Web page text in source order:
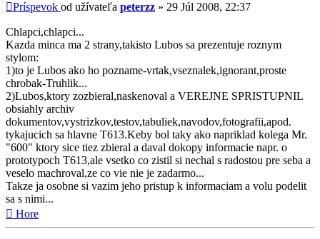
Príspevok od užívateľa peterzz » 29 Júl 2008, 22:37
Chlapci,chlapci...
Kazda minca ma 2 strany,takisto Lubos sa prezentuje roznym
stylom:
1)to je Lubos ako ho pozname-vrtak,vseznalek,ignorant,proste
chrobak-Truhlik...
2)Lubos,ktory zozbieral,naskenoval a VEREJNE SPRISTUPNIL
obsiahly archiv
dokumentov,vystrizkov,testov,tabuliek,navodov,fotografii,apod.
tykajucich sa hlavne T613.Keby bol taky ako napriklad kolega Mr.
"600" ktory sice tiez zbieral a daval dokopy informacie napr. o
prototypoch T613,ale vsetko co zistil si nechal s radostou pre seba a
veselo machroval,ze co vie nie je zadarmo...
Takze ja osobne si vazim jeho pristup k informaciam a volu podelit
sa s nimi...
Hore